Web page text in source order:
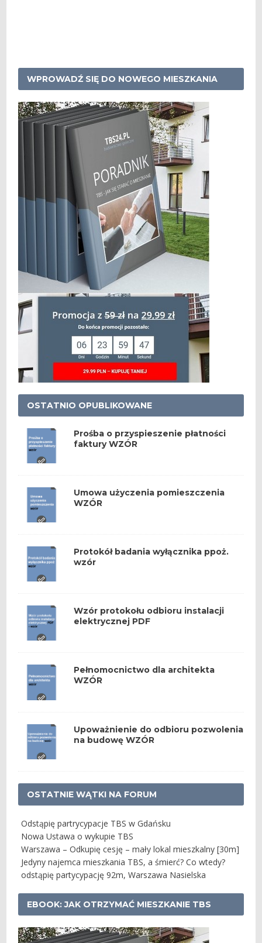
WPROWADŹ SIĘ DO NOWEGO MIESZKANIA
OSTATNIO OPUBLIKOWANE
Prośba o przyspieszenie płatności
faktury WZÓR
Umowa użyczenia pomieszczenia
WZÓR
Protokół badania wyłącznika ppoż.
wzór
Wzór protokołu odbioru instalacji
elektrycznej PDF
Pełnomocnictwo dla architekta
WZÓR
Upoważnienie do odbioru pozwolenia
na budowę WZÓR
OSTATNIE WĄTKI NA FORUM
Odstąpię partrycypacje TBS w Gdańsku
Nowa Ustawa o wykupie TBS
Warszawa – Odkupię cesję – mały lokal mieszkalny [30m]
Jedyny najemca mieszkania TBS, a śmierć? Co wtedy?
odstąpię partycypację 92m, Warszawa Nasielska
EBOOK: JAK OTRZYMAĆ MIESZKANIE TBS